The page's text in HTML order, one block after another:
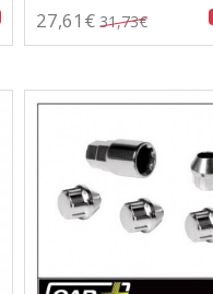
27,61€ 31,73€